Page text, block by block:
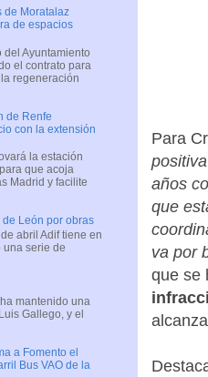
Para
años
que
va por
que se
de Moratalaz
de espacios
del Ayuntamiento
el contrato para
regeneración
de Renfe
con la extensión
la estación
que acoja
Madrid y facilite
León por obras
abril Adif tiene en
una serie de
mantenido una
Gallego, y el
a Fomento el
Bus VAO de la